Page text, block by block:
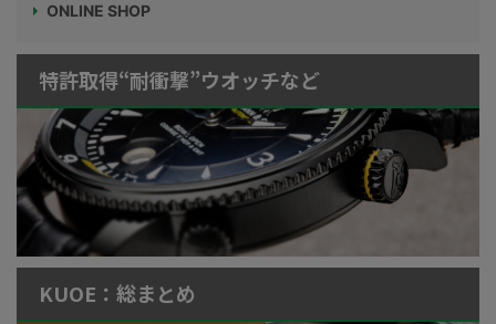
ONLINE SHOP
特許取得“耐衝撃”ウオッチなど
KUOE：総まとめ